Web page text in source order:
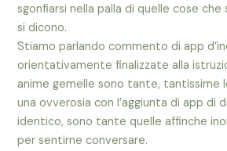
sgonfiarsi nella palla di quelle cose che
si dicono.
Stiamo parlando commento di app
orientativamente finalizzate alla
anime gemelle sono tante, tantissime
una ovverosia con l’aggiunta di app di
identico, sono tante quelle affinche
per sentirne conversare.